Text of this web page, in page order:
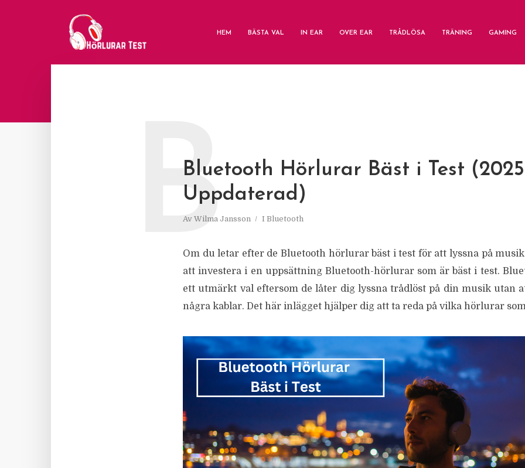
HEM BÄSTA VAL IN EAR OVER EAR TRÅDLÖSA TRÄNING GAMING
Bluetooth Hörlurar Bäst i Test (2025
Uppdaterad)
Av Wilma Jansson I Bluetooth
B
Om du letar efter de Bluetooth hörlurar bäst i test för att lyssna på
att investera i en uppsättning Bluetooth-hörlurar som är bäst i test.
ett utmärkt val eftersom de låter dig lyssna trådlöst på din musik utan
några kablar. Det här inlägget hjälper dig att ta reda på vilka hörlurar